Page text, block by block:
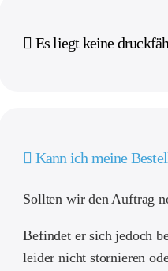
Es liegt keine
Kann ich meine
Sollten wir den Auftrag
Befindet er sich jedoch
leider nicht stornieren